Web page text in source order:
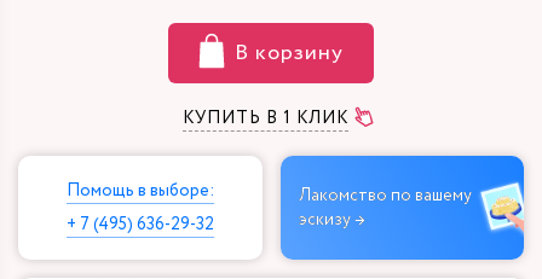
В корзину
КУПИТЬ В 1 КЛИК
Помощь в выборе:
+ 7 (495) 636-29-32
Лакомство по вашему
эскизу →